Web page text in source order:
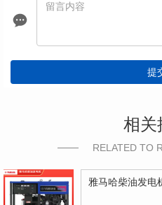
提
相关
RELATED TO
雅马哈柴油发电